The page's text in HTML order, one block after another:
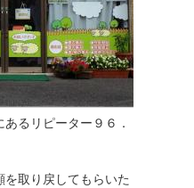
るリピーター９６．
取り戻してもらいた